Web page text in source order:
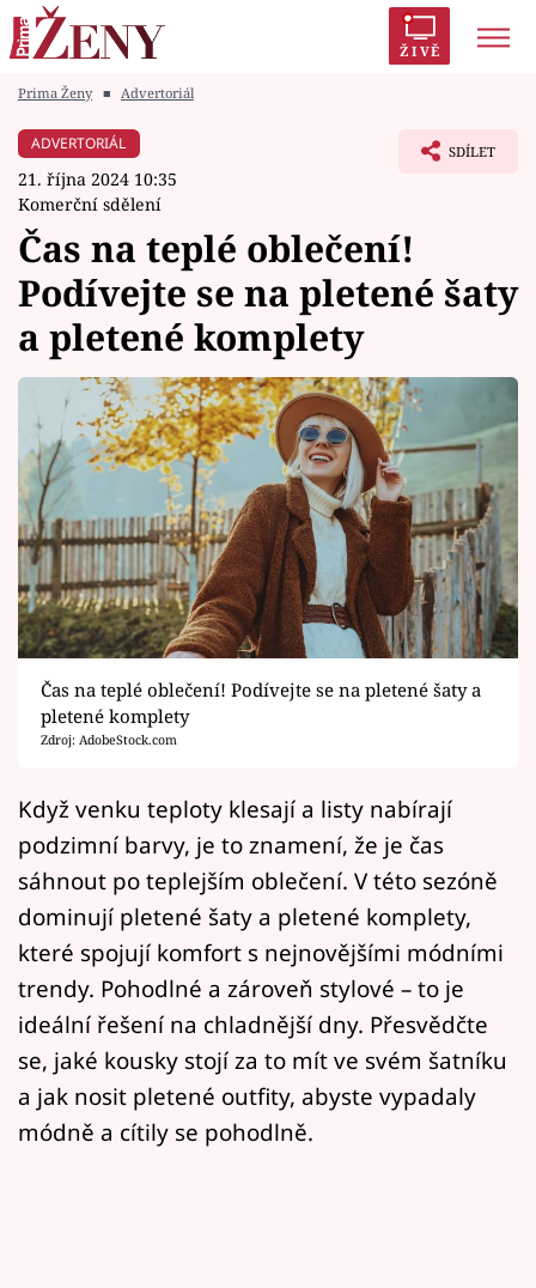
ŽIVĚ
Módní alarm
Témata
Celebrity
Vztahy
Seriály
Horoskopy
Sledujte prima+
Filmový festival Karlovy Vary
Pořady
Přihlášení
Sledujte nás
Prima Ženy ■ Advertoriál
ADVERTORIÁL
21. října 2024 10:35
Komerční sdělení
SDÍLET
Čas na teplé oblečení!
Podívejte se na pletené šaty
a pletené komplety
Čas na teplé oblečení! Podívejte se na pletené šaty a
pletené komplety
Zdroj: AdobeStock.com
Když venku teploty klesají a listy nabírají
podzimní barvy, je to znamení, že je čas
sáhnout po teplejším oblečení. V této sezóně
dominují pletené šaty a pletené komplety,
které spojují komfort s nejnovějšími módními
trendy. Pohodlné a zároveň stylové – to je
ideální řešení na chladnější dny. Přesvědčte
se, jaké kousky stojí za to mít ve svém šatníku
a jak nosit pletené outfity, abyste vypadaly
módně a cítily se pohodlně.